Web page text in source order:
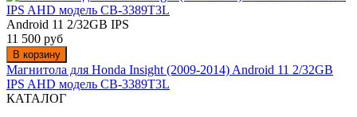
Android 11 2/32GB IPS
11 500 руб
В корзину
Магнитола для Honda Insight (2009-2014) Android 11 2/32GB
IPS AHD модель CB-3389T3L
КАТАЛОГ